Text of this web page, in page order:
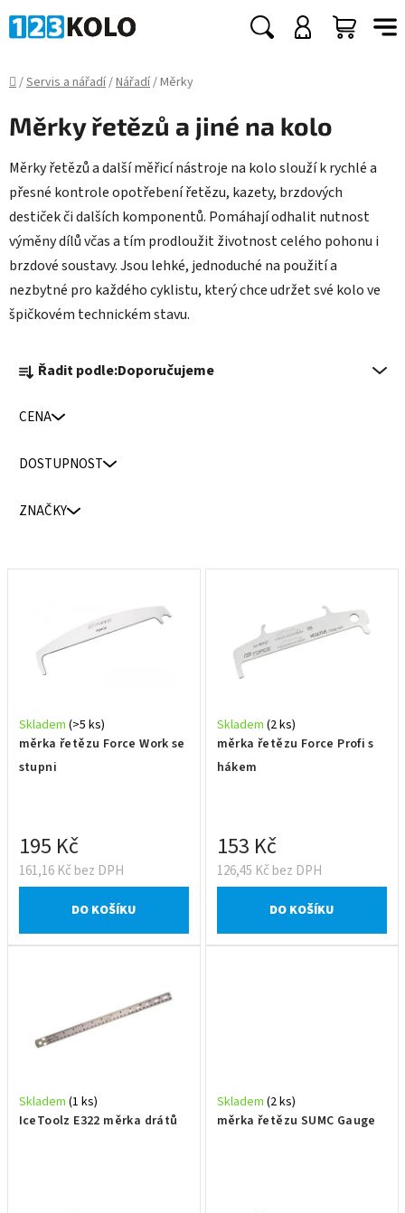
na
Hledat
Domů
/Servis a nářadí/Nářadí/Měrky
Měrky řetězů a jiné na kolo
Měrky řetězů a další měřicí nástroje na kolo slouží k rychlé a
přesné kontrole opotřebení řetězu, kazety, brzdových
destiček či dalších komponentů. Pomáhají odhalit nutnost
výměny dílů včas a tím prodloužit životnost celého pohonu i
brzdové soustavy. Jsou lehké, jednoduché na použití a
nezbytné pro každého cyklistu, který chce udržet své kolo ve
špičkovém technickém stavu.
a
e
n
d
Řadit podle:Doporučujeme
CENA
DOSTUPNOST
ZNAČKY
o
d
ů
měrka řetězu Force Work se
stupni
Skladem (>5 ks)
161,16 Kč bez DPH
195 Kč
DO KOŠÍKU
měrka řetězu Force Profi s
hákem
Skladem (2 ks)
126,45 Kč bez DPH
153 Kč
DO KOŠÍKU
IceToolz E322 měrka drátů
Skladem (1 ks)
měrka řetězu SUMC Gauge
Skladem (2 ks)